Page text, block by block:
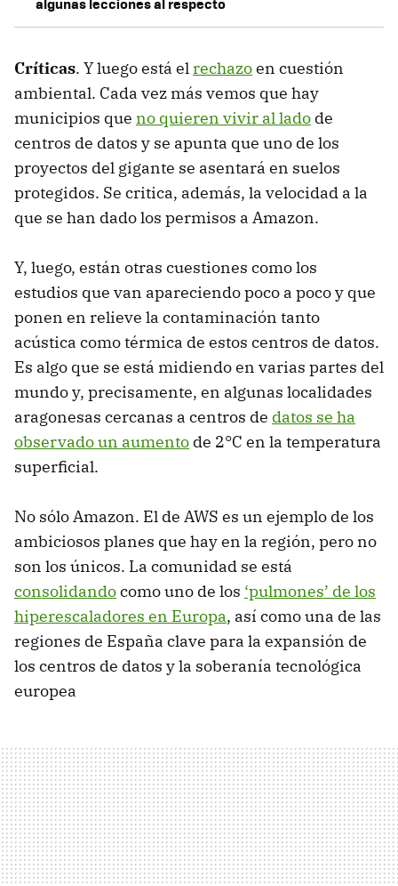
algunas lecciones al respecto
Críticas. Y luego está elrechazoen cuestión
ambiental. Cada vez más vemos que hay
municipios que no quieren vivir al lado de
centros de datos y se apunta que uno de los
proyectos del gigante se asentará en suelos
protegidos. Se critica, además, la velocidad a la
que se han dado los permisos a Amazon.
Y, luego, están otras cuestiones como los
estudios que van apareciendo poco a poco y que
ponen en relieve la contaminación tanto
acústica como térmica de estos centros de datos.
Es algo que se está midiendo en varias partes del
mundo y, precisamente, en algunas localidades
aragonesas cercanas a centros de datos se ha
observado un aumento de 2°C en la temperatura
superficial.
No sólo Amazon. El de AWS es un ejemplo de los
ambiciosos planes que hay en la región, pero no
son los únicos. La comunidad se está
consolidandocomo uno de los ‘pulmones’ de los
hiperescaladores en Europa, así como una de las
regiones de España clave para la expansión de
los centros de datos y la soberanía tecnológica
europea